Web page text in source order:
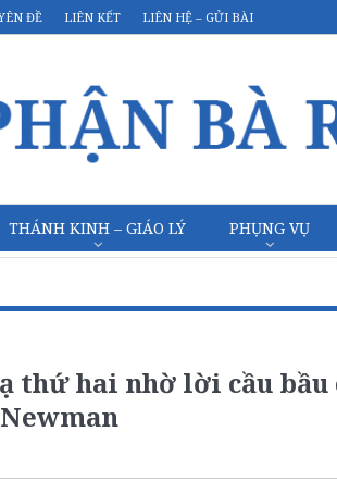
ĐỀ LIÊN KẾT LIÊN HỆ – GỬI BÀI
THÁNH KINH – GIÁO LÝ PHỤNG VỤ
thứ hai nhờ lời cầu bầu